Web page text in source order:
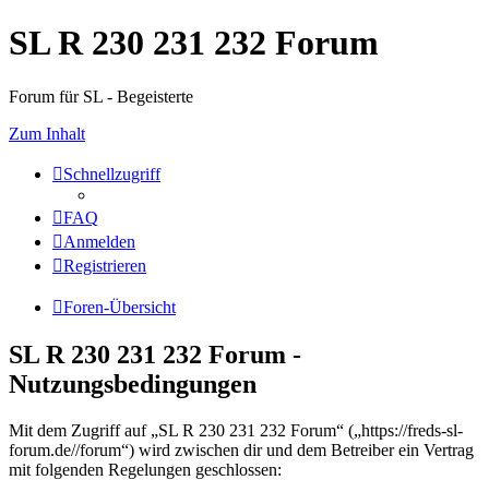
SL R 230 231 232 Forum
Forum für SL - Begeisterte
Zum Inhalt
Schnellzugriff
FAQ
Anmelden
Registrieren
Foren-Übersicht
SL R 230 231 232 Forum -
Nutzungsbedingungen
Mit dem Zugriff auf „SL R 230 231 232 Forum“ („https://freds-sl-
forum.de//forum“) wird zwischen dir und dem Betreiber ein Vertrag
mit folgenden Regelungen geschlossen: